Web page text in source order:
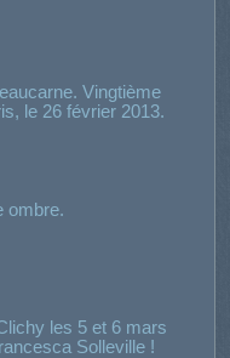
Vingtième
le 26 février 2013.
ombre.
les 5 et 6 mars
Solleville !